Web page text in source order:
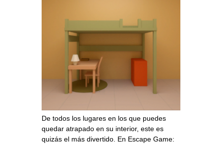
De todos los lugares en los que puedes
quedar atrapado en su interior, este es
quizás el más divertido. En Escape Game: